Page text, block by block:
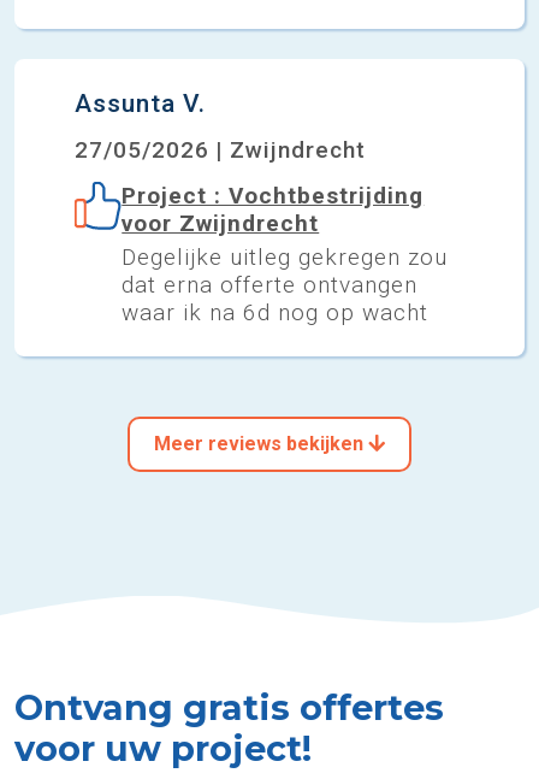
Assunta V.
27/05/2026 | Zwijndrecht
Project : Vochtbestrijding
voor Zwijndrecht
Degelijke uitleg gekregen zou
dat erna offerte ontvangen
waar ik na 6d nog op wacht
Meer reviews bekijken
Ontvang gratis offertes
voor uw project!